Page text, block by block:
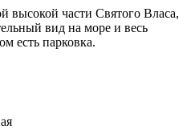
высокой части Святого Власа,
вид на море и весь
есть парковка.